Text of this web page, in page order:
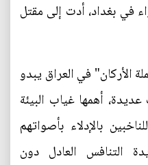
في بغداد، أدت إلى مقتل
الأركان" في العراق يبدو
أهمها غياب البيئة
بالإدلاء بأصواتهم
التنافس العادل دون